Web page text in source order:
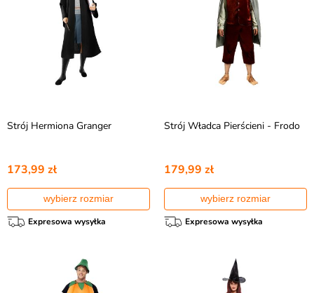
Strój Hermiona Granger
173,99 zł
wybierz rozmiar
Expresowa wysyłka
Strój Władca Pierścieni - Frodo
179,99 zł
wybierz rozmiar
Expresowa wysyłka